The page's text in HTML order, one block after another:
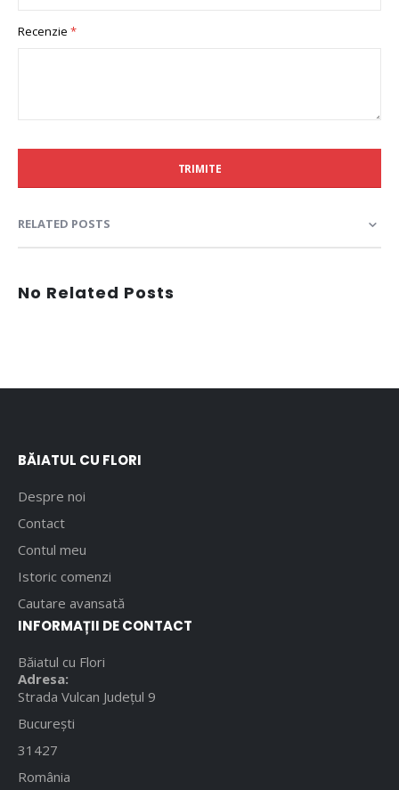
Recenzie
TRIMITE
RELATED POSTS
No Related Posts
BĂIATUL CU FLORI
Despre noi
Contact
Contul meu
Istoric comenzi
Cautare avansată
INFORMAȚII DE CONTACT
Băiatul cu Flori
Adresa:
Strada Vulcan Județul 9
București
31427
România